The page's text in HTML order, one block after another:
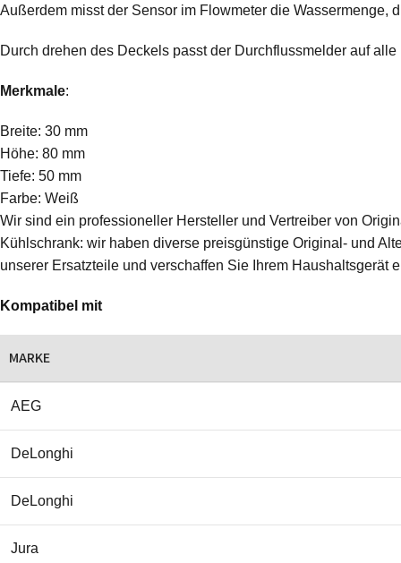
Außerdem misst der Sensor im Flowmeter die Wassermenge,
Durch drehen des Deckels passt der Durchflussmelder auf
Merkmale:
Breite: 30 mm
Höhe: 80 mm
Tiefe: 50 mm
Farbe: Weiß
Wir sind ein professioneller Hersteller und Vertreiber von
Kühlschrank: wir haben diverse preisgünstige Original- und
unserer Ersatzteile und verschaffen Sie Ihrem Haushaltsgerät
Kompatibel mit
MARKE
AEG
DeLonghi
DeLonghi
Jura